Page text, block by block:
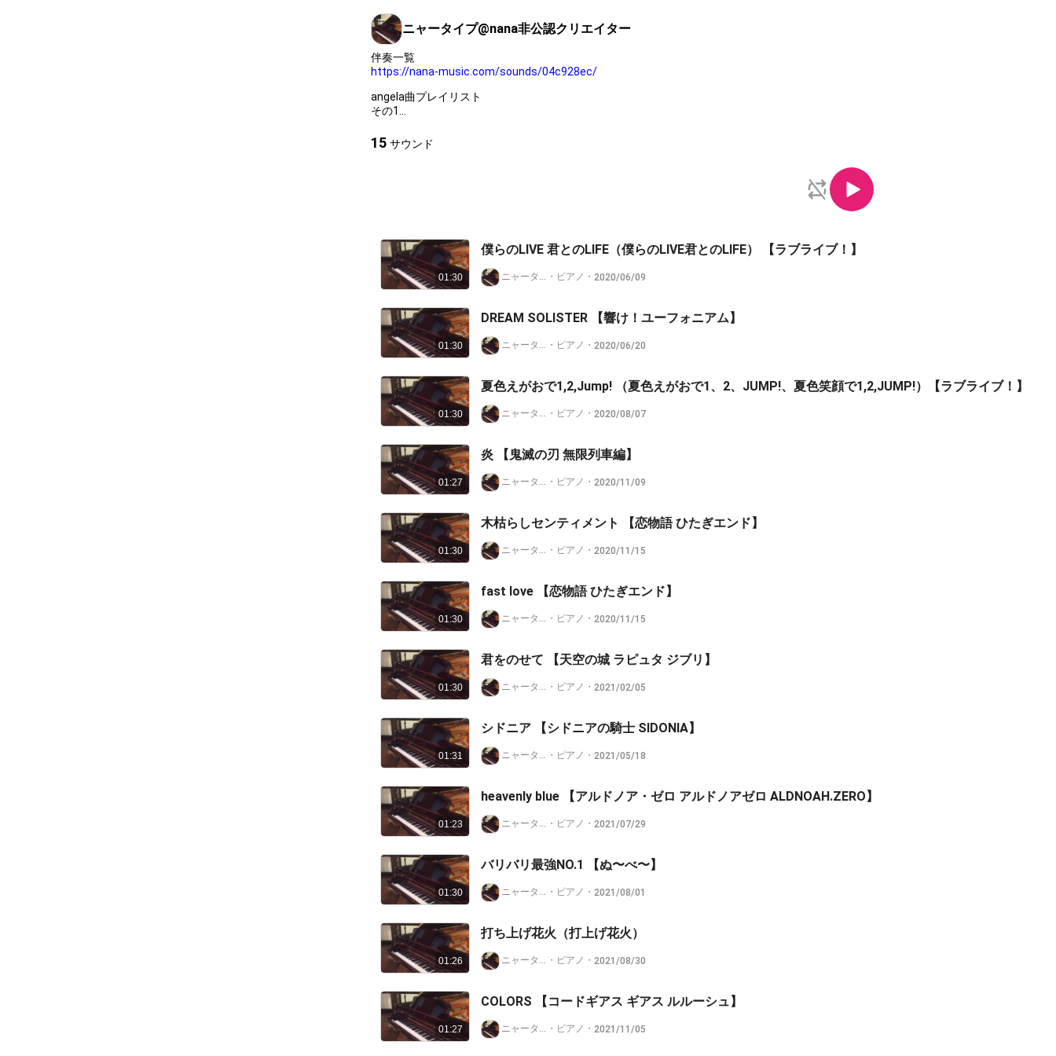
ニャータイプ@nana非公認クリエイター
https://nana-music.com/sounds/04c928ec/
angela曲プレイリスト
https://nana-music.com/playlists/2557845/
https://nana-music.com/playlists/2506556/
https://nana-music.com/playlists/2845037
コラボさせていただいた曲リスト
https://nana-music.com/playlists/1482910/
https://nana-music.com/playlists/2729776/
https://nana-music.com/playlists/3308944
15 サウンド
01:30
僕らのLIVE 君とのLIFE（僕らのLIVE君とのLIFE） 【ラブライブ！】
ニャータイプ@nana非公認クリエイター
・ ピアノ ・ 2020/06/09
01:30
DREAM SOLISTER 【響け！ユーフォニアム】
ニャータイプ@nana非公認クリエイター
・ ピアノ ・ 2020/06/20
01:30
夏色えがおで1,2,Jump! （夏色えがおで1、2、JUMP!、夏色笑顔で1,2,JUMP!）【ラブライブ！】
ニャータイプ@nana非公認クリエイター
・ ピアノ ・ 2020/08/07
01:27
炎 【鬼滅の刃 無限列車編】
ニャータイプ@nana非公認クリエイター
・ ピアノ ・ 2020/11/09
01:30
木枯らしセンティメント 【恋物語 ひたぎエンド】
ニャータイプ@nana非公認クリエイター
・ ピアノ ・ 2020/11/15
01:30
fast love 【恋物語 ひたぎエンド】
ニャータイプ@nana非公認クリエイター
・ ピアノ ・ 2020/11/15
01:30
君をのせて 【天空の城 ラピュタ ジブリ】
ニャータイプ@nana非公認クリエイター
・ ピアノ ・ 2021/02/05
01:31
シドニア 【シドニアの騎士 SIDONIA】
ニャータイプ@nana非公認クリエイター
・ ピアノ ・ 2021/05/18
01:23
heavenly blue 【アルドノア・ゼロ アルドノアゼロ ALDNOAH.ZERO】
ニャータイプ@nana非公認クリエイター
・ ピアノ ・ 2021/07/29
01:30
バリバリ最強NO.1 【ぬ〜べ〜】
ニャータイプ@nana非公認クリエイター
・ ピアノ ・ 2021/08/01
01:26
打ち上げ花火（打上げ花火）
ニャータイプ@nana非公認クリエイター
・ ピアノ ・ 2021/08/30
01:27
COLORS 【コードギアス ギアス ルルーシュ】
ニャータイプ@nana非公認クリエイター
・ ピアノ ・ 2021/11/05